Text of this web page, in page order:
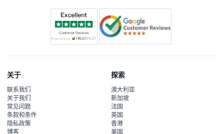
关于
联系我们
关于我们
常见问题
条款和条件
隐私政策
博客
探索
澳大利亚
新加坡
法国
英国
香港
美国